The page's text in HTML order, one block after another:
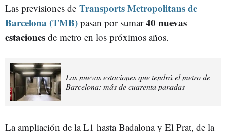
Las previsiones de Transports Metropolitans de
Barcelona (TMB) pasan por sumar40 nuevas
estaciones de metro en los próximos años.
Las nuevas estaciones que tendrá el metro de
Barcelona: más de cuarenta paradas
La ampliación de la L1 hasta Badalona y El Prat, de la